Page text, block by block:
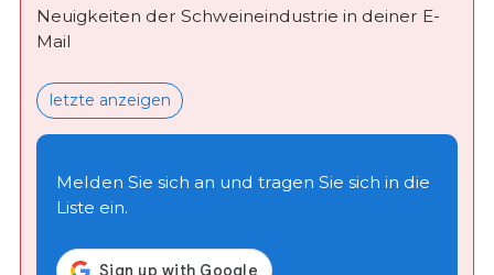
Neuigkeiten der Schweineindustrie in deiner E-
Mail
letzte anzeigen
Melden Sie sich an und tragen Sie sich in die
Liste ein.